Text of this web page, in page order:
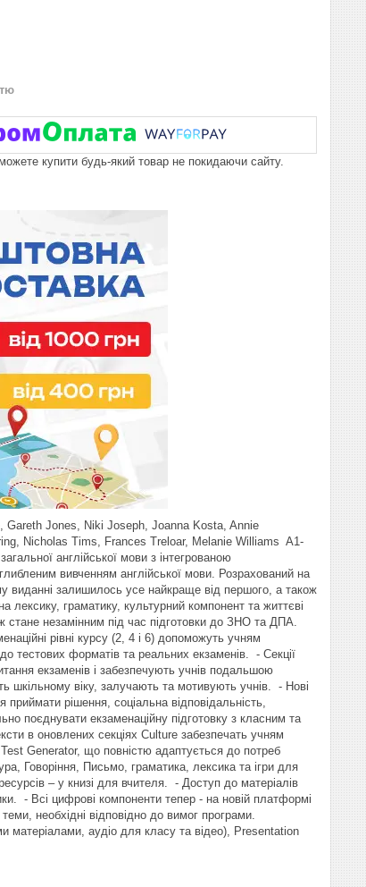
купити будь-який товар не покидаючи сайту.
Gareth Jones, Niki Joseph, Joanna Kosta, Annie
Nicholas Tims, Frances Treloar, Melanie Williams A1-
англійської мови з інтегрованою
вивченням англійської мови. Розрахований на
виданні залишилось усе найкраще від першого, а також
лексику, граматику, культурний компонент та життєві
стане незамінним під час підготовки до ЗНО та ДПА.
рівні курсу (2, 4 і 6) допоможуть учням
тестових форматів та реальних екзаменів. - Секції
екзаменів і забезпечують учнів подальшою
шкільному віку, залучають та мотивують учнів. - Нові
рішення, соціальна відповідальність,
поєднувати екзаменаційну підготовку з класним та
в оновлених секціях Culture забезпечать учням
Generator, що повністю адаптується до потреб
Говоріння, Письмо, граматика, лексика та ігри для
– у книзі для вчителя. - Доступ до матеріалів
- Всі цифрові компоненти тепер - на новій платформі
необхідні відповідно до вимог програми.
аудіо для класу та відео), Presentation